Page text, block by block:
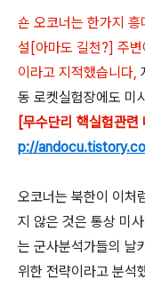
숀 오코너는 한가지 흥
설[아마도 길천?] 주변
이라고 지적했습니다,
동 로켓실험장에도 미
[무수단리 핵실험관련
p://
오코너는 북한이 이처
지 않은 것은 통상 미
는 군사분석가들의 날
위한 전략이라고 분석